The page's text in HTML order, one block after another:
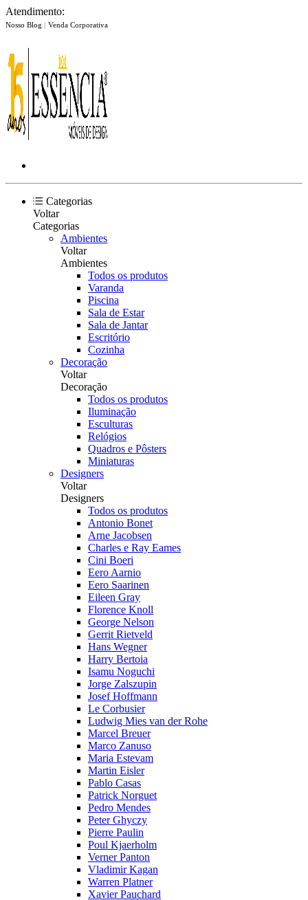
Atendimento:
Nosso Blog | Venda Corporativa
Categorias
Voltar
Categorias
Ambientes
Voltar
Ambientes
Todos os produtos
Varanda
Piscina
Sala de Estar
Sala de Jantar
Escritório
Cozinha
Decoração
Voltar
Decoração
Todos os produtos
Iluminação
Esculturas
Relógios
Quadros e Pôsters
Miniaturas
Designers
Voltar
Designers
Todos os produtos
Antonio Bonet
Arne Jacobsen
Charles e Ray Eames
Cini Boeri
Eero Aarnio
Eero Saarinen
Eileen Gray
Florence Knoll
George Nelson
Gerrit Rietveld
Hans Wegner
Harry Bertoia
Isamu Noguchi
Jorge Zalszupin
Josef Hoffmann
Le Corbusier
Ludwig Mies van der Rohe
Marcel Breuer
Marco Zanuso
Maria Estevam
Martin Eisler
Pablo Casas
Patrick Norguet
Pedro Mendes
Peter Ghyczy
Pierre Paulin
Poul Kjaerholm
Verner Panton
Vladimir Kagan
Warren Platner
Xavier Pauchard